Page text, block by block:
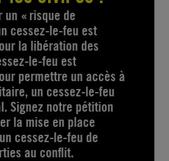
un « risque de
cessez-le-feu est
la libération des
le-feu est
permettre un accès à
un cessez-le-feu
Signez notre pétition
la mise en place
cessez-le-feu de
au conflit.